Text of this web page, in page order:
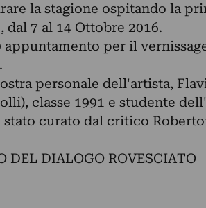
la stagione ospitando la
7 al 14 Ottobre 2016.
per il
personale dell'artista,
classe 1991 e studente
curato dal critico
DEL DIALOGO ROVESCIATO